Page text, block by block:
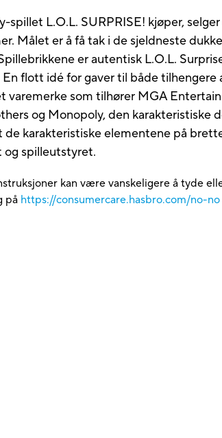
L.O.L. SURPRISE! kjøper,
Målet er å få tak i de sjeldneste
er autentisk L.O.L.
flott idé for gaver til både tilhengere
varemerke som tilhører MGA
og Monopoly, den karakteristiske
karakteristiske elementene på
og spilleutstyret.
kan være vanskeligere å tyde
på https://consumercare.hasbro.com/no-no